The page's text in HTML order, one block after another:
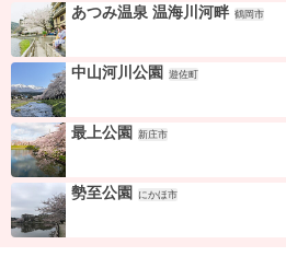
あつみ温泉 温海川河畔 鶴岡市
中山河川公園 遊佐町
最上公園 新庄市
勢至公園 にかほ市